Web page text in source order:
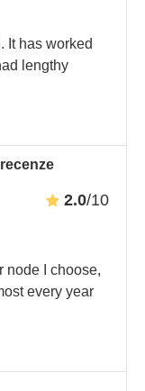
It has worked
lengthy
2.0/10
node I choose,
every year